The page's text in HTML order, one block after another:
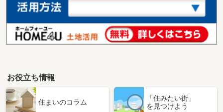
お役立ち情報
住まいのコラム
「住みたい街」
を見つけよう